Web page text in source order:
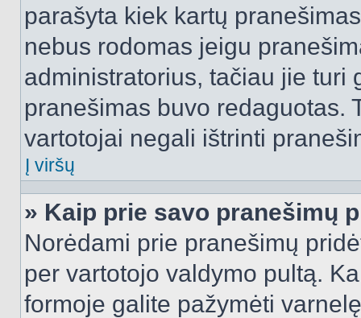
parašyta kiek kartų
nebus rodomas jeigu
administratorius, tačiau jie turi
pranešimas buvo redaguotas.
vartotojai negali ištrinti
Į viršų
» Kaip prie savo pranešimų
Norėdami prie pranešimų
per vartotojo valdymo pultą.
formoje galite pažymėti